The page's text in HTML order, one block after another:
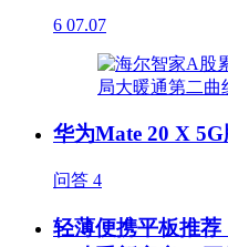
6 07.07
华为Mate 20 X
问答 4
轻薄便携平板推